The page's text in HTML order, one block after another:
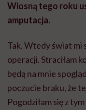
Wiosną tego roku
amputacja.
Tak. Wtedy świat mi
operacji. Straciłam
będą na mnie
poczucie braku, że
Pogodziłam się z